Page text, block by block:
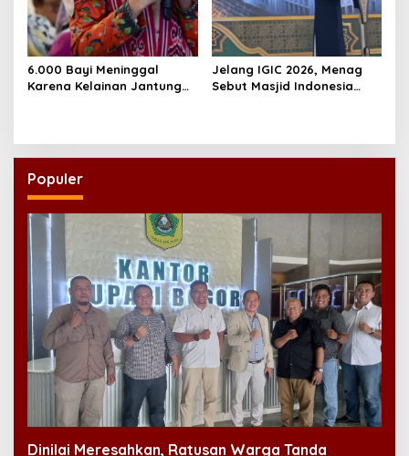
6.000 Bayi Meninggal
Karena Kelainan Jantung
Jelang IGIC 2026, Menag
Sebut Masjid Indonesia
Populer
Dinilai Meresahkan, Ratusan Warga Tanda